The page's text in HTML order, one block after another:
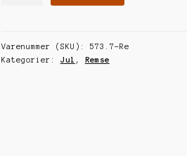
Varenummer (SKU): 573.7-Re
Kategorier: Jul , Remse